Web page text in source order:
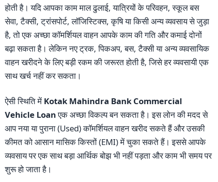
होती है। यदि आपका काम माल ढुलाई, यात्रियों के परिवहन, स्कूल बस
सेवा, टैक्सी, ट्रांसपोर्ट, लॉजिस्टिक्स, कृषि या किसी अन्य व्यवसाय से जुड़ा
है, तो एक अच्छा कॉमर्शियल वाहन आपके काम की गति और कमाई दोनों
बढ़ा सकता है। लेकिन नए ट्रक, पिकअप, बस, टैक्सी या अन्य व्यवसायिक
वाहन खरीदने के लिए बड़ी रकम की जरूरत होती है, जिसे हर व्यवसायी एक
साथ खर्च नहीं कर सकता।
ऐसी स्थिति में Kotak Mahindra Bank Commercial
Vehicle Loanएक अच्छा विकल्प बन सकता है। इस लोन की मदद से
आप नया या पुराना (Used) कॉमर्शियल वाहन खरीद सकते हैं और उसकी
कीमत को आसान मासिक किस्तों (EMI) में चुका सकते हैं। इससे आपके
व्यवसाय पर एक साथ बड़ा आर्थिक बोझ भी नहीं पड़ता और काम भी समय पर
शुरू हो जाता है।